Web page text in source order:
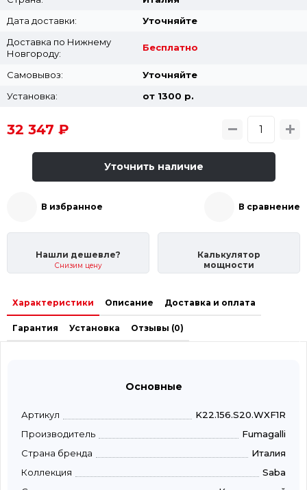
Дата доставки:
Уточняйте
Доставка по Нижнему
Новгороду:
Бесплатно
Самовывоз:
Уточняйте
Установка:
от 1300 p.
32 347 ₽
Уточнить наличие
В избранное В сравнение
Нашли дешевле?
Снизим цену
Калькулятор
мощности
Характеристики Описание Доставка и оплата
Гарантия Установка Отзывы (0)
Основные
Артикул
K22.156.S20.WXF1R
Производитель
Fumagalli
Страна бренда
Италия
Коллекция
Saba